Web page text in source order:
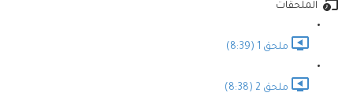
الملحقات
ملحق 1 (8:39)
ملحق 2 (8:38)